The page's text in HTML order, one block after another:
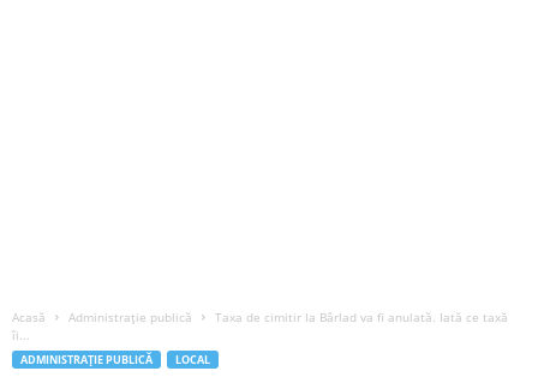
Acasă Administrație publică
Taxa de cimitir la Bârlad va fi anulată. Iată ce taxă
îi...
ADMINISTRAȚIE PUBLICĂ LOCAL